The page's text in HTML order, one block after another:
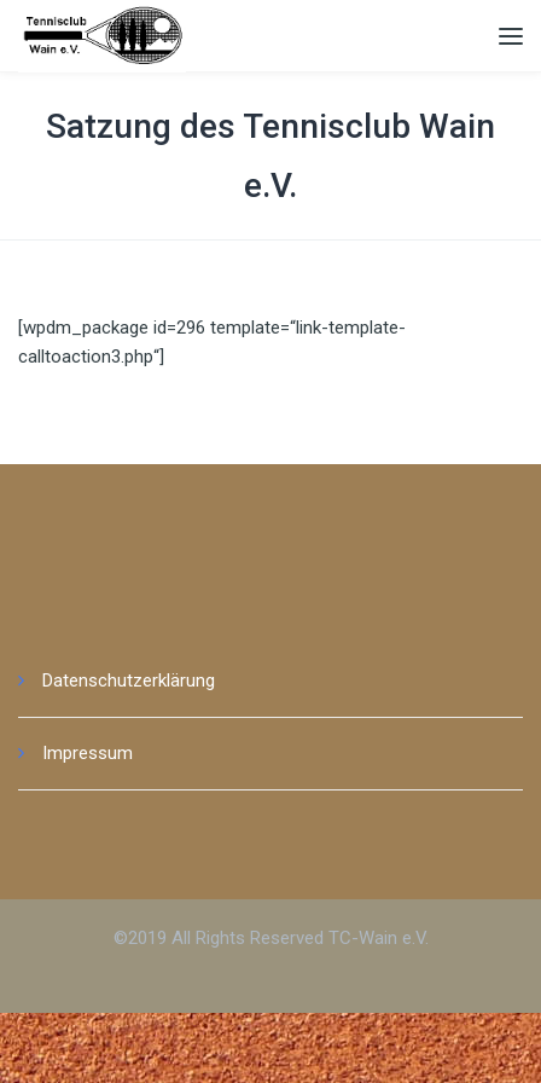
Satzung des Tennisclub Wain
e.V.
[wpdm_package id=296 template=“link-template-
calltoaction3.php“]
Datenschutzerklärung
Impressum
©2019 All Rights Reserved TC-Wain e.V.